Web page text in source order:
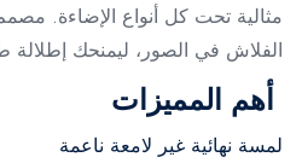
مثالية تحت كل أنواع الإضاءة.
الفلاش في الصور، ليمنحك إطلالة
أهم المميزات
لمسة نهائية غير لامعة ناعمة